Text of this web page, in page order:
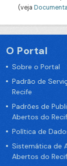
(veja
O Portal
Sobre o Portal
Padrão de
Recife
Padrões de
Abertos do
Política de
Sistemática de
Abertos do